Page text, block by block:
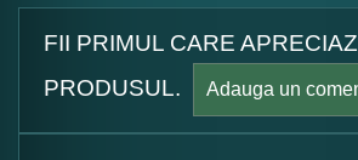
FII PRIMUL CARE
PRODUSUL.
Adauga un